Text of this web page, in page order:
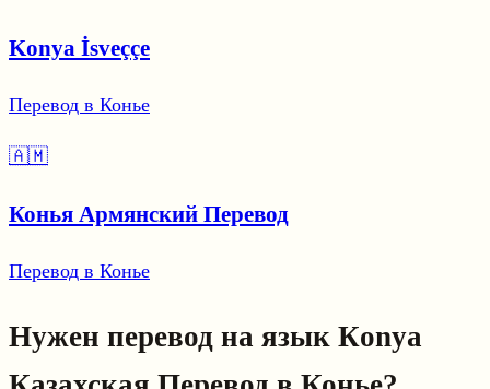
Konya İsveççe
Перевод в Конье
🇦🇲
Конья Армянский Перевод
Перевод в Конье
Нужен перевод на язык Кonya